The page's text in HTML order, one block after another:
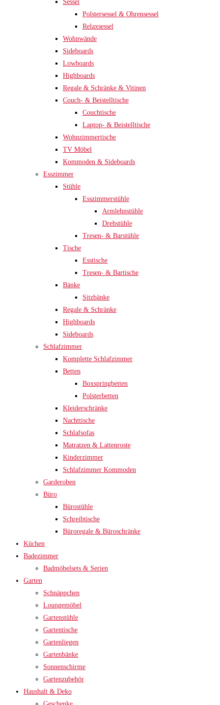
Sessel
Polstersessel & Ohrensessel
Relaxsessel
Wohnwände
Sideboards
Lowboards
Highboards
Regale & Schränke & Vitinen
Couch- & Beistelltische
Couchtische
Laptop- & Beistelltische
Wohnzimmertische
TV Möbel
Kommoden & Sideboards
Esszimmer
Stühle
Esszimmerstühle
Armlehnstühle
Drehstühle
Tresen- & Barstühle
Tische
Esstische
Tresen- & Bartische
Bänke
Sitzbänke
Regale & Schränke
Highboards
Sideboards
Schlafzimmer
Komplette Schlafzimmer
Betten
Boxspringbetten
Polsterbetten
Kleiderschränke
Nachttische
Schlafsofas
Matratzen & Lattenroste
Kinderzimmer
Schlafzimmer Kommoden
Garderoben
Büro
Bürostühle
Schreibtische
Büroregale & Büroschränke
Küchen
Badezimmer
Badmöbelsets & Serien
Garten
Schnäppchen
Loungemöbel
Gartenstühle
Gartentische
Gartenliegen
Gartenbänke
Sonnenschirme
Gartenzubehör
Haushalt & Deko